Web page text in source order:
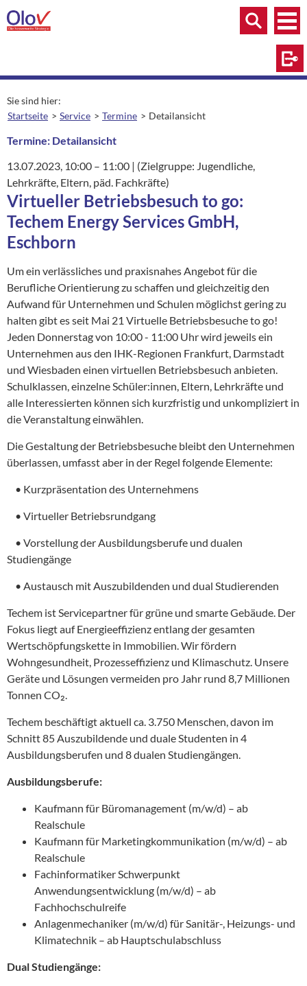
Zum Inhalt springen
Menü
Menü
Suche
Sie sind hier:
Startseite
Service Termine aktuelle Seite:
Detailansicht
Termine: Detailansicht
13.07.2023, 10:00 – 11:00 | Ort:
(Zielgruppe: Jugendliche,
Lehrkräfte, Eltern, päd. Fachkräfte)
Virtueller Betriebsbesuch to go:
Techem Energy Services GmbH,
Eschborn
Um ein verlässliches und praxisnahes Angebot für die
Berufliche Orientierung zu schaffen und gleichzeitig den
Aufwand für Unternehmen und Schulen möglichst gering zu
halten gibt es seit Mai 21 Virtuelle Betriebsbesuche to go!
Jeden Donnerstag von 10:00 - 11:00 Uhr wird jeweils ein
Unternehmen aus den IHK-Regionen Frankfurt, Darmstadt
und Wiesbaden einen virtuellen Betriebsbesuch anbieten.
Schulklassen, einzelne Schüler:innen, Eltern, Lehrkräfte und
alle Interessierten können sich kurzfristig und unkompliziert in
die Veranstaltung einwählen.
Die Gestaltung der Betriebsbesuche bleibt den Unternehmen
überlassen, umfasst aber in der Regel folgende Elemente:
• Kurzpräsentation des Unternehmens
• Virtueller Betriebsrundgang
• Vorstellung der Ausbildungsberufe und dualen
Studiengänge
• Austausch mit Auszubildenden und dual Studierenden
Techem ist Servicepartner für grüne und smarte Gebäude. Der
Fokus liegt auf Energieeffizienz entlang der gesamten
Wertschöpfungskette in Immobilien. Wir fördern
Wohngesundheit, Prozesseffizienz und Klimaschutz. Unsere
Geräte und Lösungen vermeiden pro Jahr rund 8,7 Millionen
Tonnen CO₂.
Techem beschäftigt aktuell ca. 3.750 Menschen, davon im
Schnitt 85 Auszubildende und duale Studenten in 4
Ausbildungsberufen und 8 dualen Studiengängen.
Ausbildungsberufe:
Kaufmann für Büromanagement (m/w/d) – ab
Realschule
Kaufmann für Marketingkommunikation (m/w/d) – ab
Realschule
Fachinformatiker Schwerpunkt
Anwendungsentwicklung (m/w/d) – ab
Fachhochschulreife
Anlagenmechaniker (m/w/d) für Sanitär-, Heizungs- und
Klimatechnik – ab Hauptschulabschluss
Dual Studiengänge: